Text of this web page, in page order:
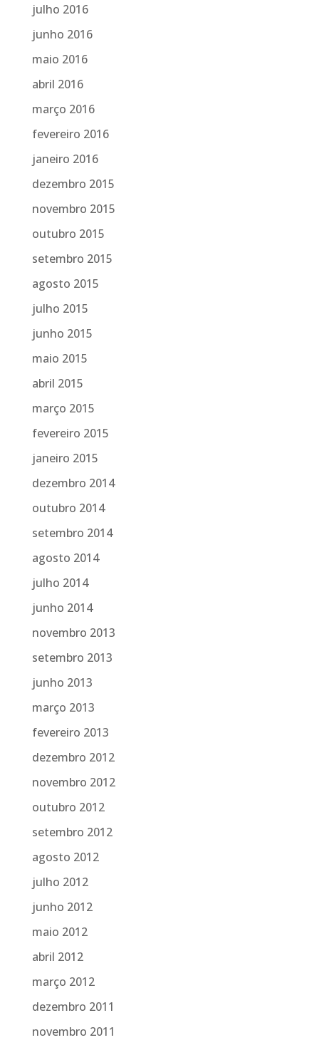
julho 2016
junho 2016
maio 2016
abril 2016
março 2016
fevereiro 2016
janeiro 2016
dezembro 2015
novembro 2015
outubro 2015
setembro 2015
agosto 2015
julho 2015
junho 2015
maio 2015
abril 2015
março 2015
fevereiro 2015
janeiro 2015
dezembro 2014
outubro 2014
setembro 2014
agosto 2014
julho 2014
junho 2014
novembro 2013
setembro 2013
junho 2013
março 2013
fevereiro 2013
dezembro 2012
novembro 2012
outubro 2012
setembro 2012
agosto 2012
julho 2012
junho 2012
maio 2012
abril 2012
março 2012
dezembro 2011
novembro 2011